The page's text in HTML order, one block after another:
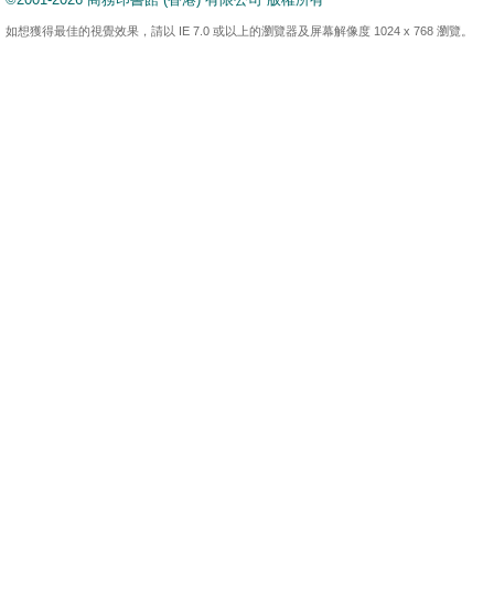
如想獲得最佳的視覺效果，請以 IE 7.0 或以上的瀏覽器及屏幕解像度 1024 x 768 瀏覽。